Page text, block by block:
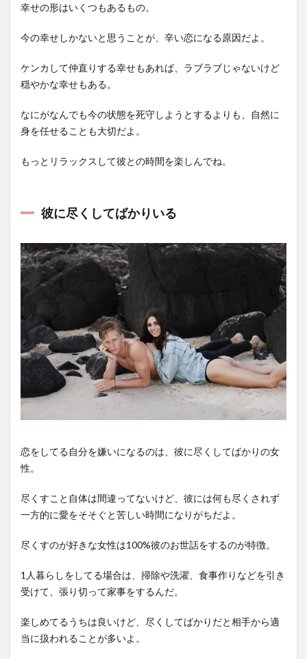
幸せの形はいくつもあるもの。
今の幸せしかないと思うことが、辛い恋になる原因だよ。
ケンカして仲直りする幸せもあれば、ラブラブじゃないけど
穏やかな幸せもある。
なにがなんでも今の状態を死守しようとするよりも、自然に
身を任せることも大切だよ。
もっとリラックスして彼との時間を楽しんでね。
彼に尽くしてばかりいる
恋をしてる自分を嫌いになるのは、彼に尽くしてばかりの女
性。
尽くすこと自体は間違ってないけど、彼には何も尽くされず
一方的に愛をそそぐと苦しい時間になりがちだよ。
尽くすのが好きな女性は100%彼のお世話をするのが特徴。
1人暮らしをしてる場合は、掃除や洗濯、食事作りなどを引き
受けて、張り切って家事をするんだ。
楽しめてるうちは良いけど、尽くしてばかりだと相手から適
当に扱われることが多いよ。